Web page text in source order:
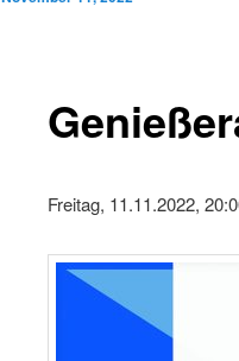
Freitag, 11.11.2022,